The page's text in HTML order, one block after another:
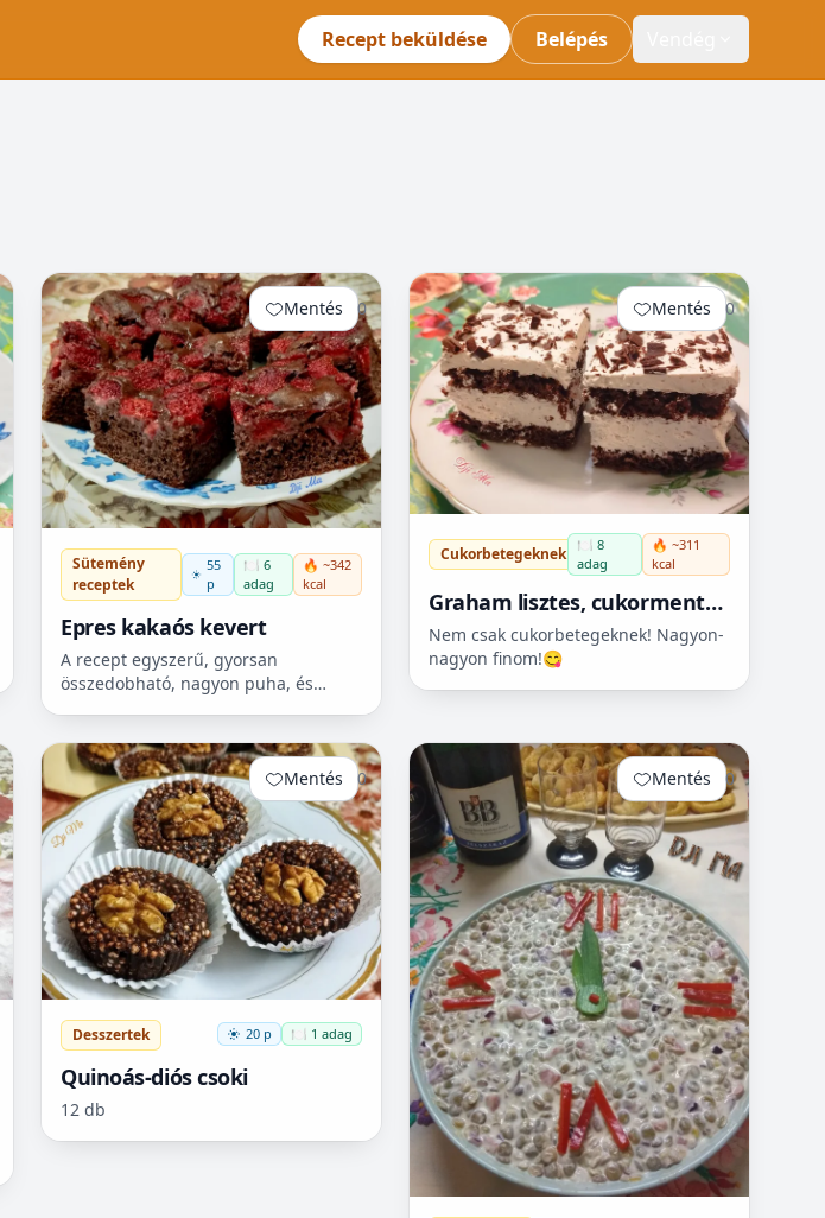
Recept beküldése Belépés
Mentés 0
Sütemény
receptek
55
p
🍽️ 6
adag
🔥 ~342
kcal
Epres kakaós kevert
A recept egyszerű, gyorsan
összedobható, nagyon puha, és
mazsolával, sőt csokidarabokkal...
Mentés 0
Cukorbetegeknek
🍽️ 8
adag
🔥 ~311
kcal
Graham lisztes, cukormentes
kakaós piskóta (tejszínhabbal
töltve)
Nem csak cukorbetegeknek! Nagyon-
nagyon finom!😋
Mentés 0
Desszertek 20 p 🍽️ 1 adag
Quinoás-diós csoki
12 db
Mentés 0